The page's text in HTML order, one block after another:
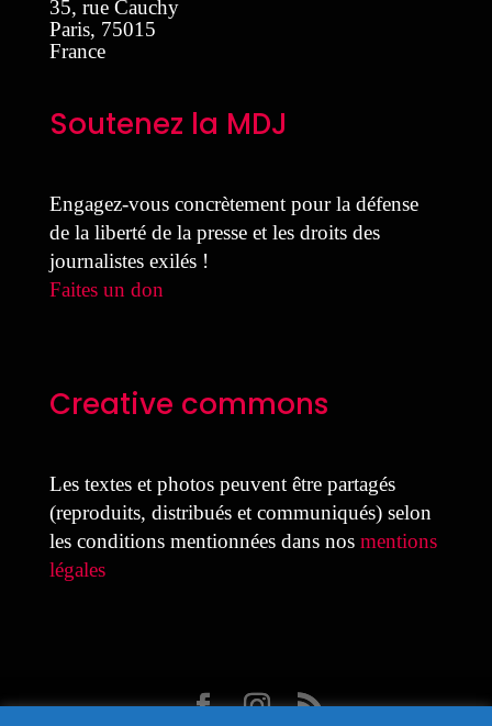
35, rue Cauchy
Paris, 75015
France
Soutenez la MDJ
Engagez-vous concrètement pour la défense
de la liberté de la presse et les droits des
journalistes exilés !
Faites un don
Creative commons
Les textes et photos peuvent être partagés
(reproduits, distribués et communiqués) selon
les conditions mentionnées dans nos mentions
légales